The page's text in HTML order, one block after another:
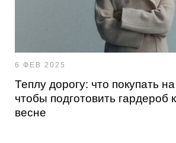
6 ФЕВ 2025
Теплу дорогу: что покупать
чтобы подготовить гардероб
весне